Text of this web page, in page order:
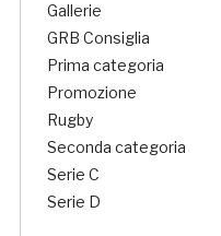
Gallerie
GRB Consiglia
Prima categoria
Promozione
Rugby
Seconda categoria
Serie C
Serie D